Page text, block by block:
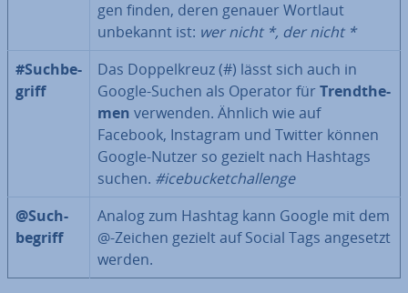
gen finden, deren genauer Wortlaut
unbekannt ist: wer nicht *, der nicht *
#Such­be­
griff
Das Dop­pel­kreuz (#) lässt sich auch in
Google-Suchen als Operator für Trend­the­
men verwenden. Ähnlich wie auf
Facebook, Instagram und Twitter können
Google-Nutzer so gezielt nach Hashtags
suchen. #ice­bu­cket­chall­enge
@Such­
be­griff
Analog zum Hashtag kann Google mit dem
@-Zeichen gezielt auf Social Tags angesetzt
werden.